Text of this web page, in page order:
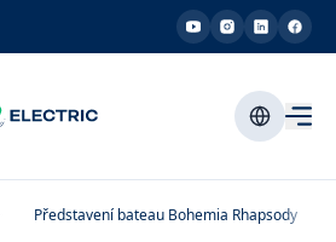
Představení bateau Bohemia Rhapsody